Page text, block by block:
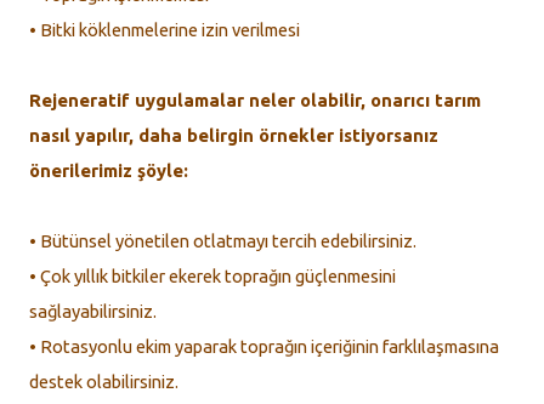
• Bitki köklenmelerine izin verilmesi
Rejeneratif uygulamalar neler olabilir, onarıcı tarım
nasıl yapılır, daha belirgin örnekler istiyorsanız
önerilerimiz şöyle:
• Bütünsel yönetilen otlatmayı tercih edebilirsiniz.
• Çok yıllık bitkiler ekerek toprağın güçlenmesini
sağlayabilirsiniz.
• Rotasyonlu ekim yaparak toprağın içeriğinin farklılaşmasına
destek olabilirsiniz.